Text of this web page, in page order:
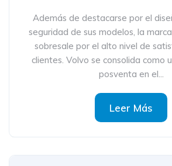
Además de destacarse por el
seguridad de sus modelos, la
sobresale por el alto nivel de
clientes. Volvo se consolida como
posventa en el...
Leer Más